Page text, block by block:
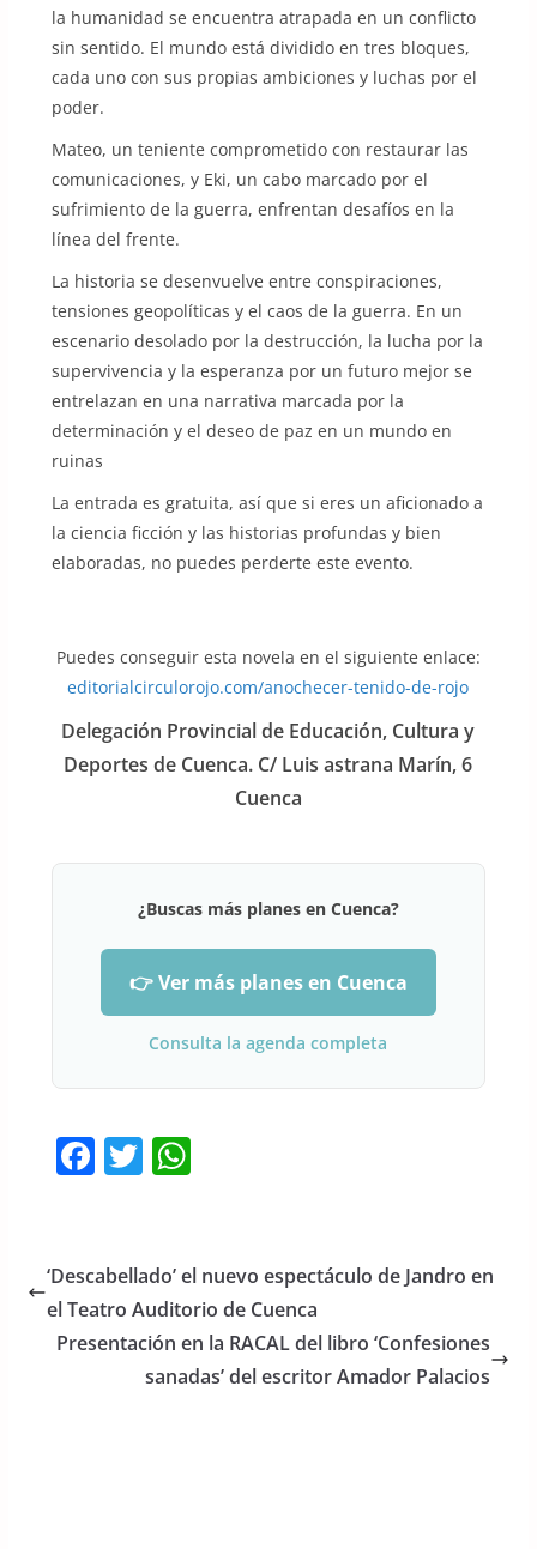
la humanidad se encuentra atrapada en un conflicto
sin sentido. El mundo está dividido en tres bloques,
cada uno con sus propias ambiciones y luchas por el
poder.
Mateo, un teniente comprometido con restaurar las
comunicaciones, y Eki, un cabo marcado por el
sufrimiento de la guerra, enfrentan desafíos en la
línea del frente.
La historia se desenvuelve entre conspiraciones,
tensiones geopolíticas y el caos de la guerra. En un
escenario desolado por la destrucción, la lucha por la
supervivencia y la esperanza por un futuro mejor se
entrelazan en una narrativa marcada por la
determinación y el deseo de paz en un mundo en
ruinas
La entrada es gratuita, así que si eres un aficionado a
la ciencia ficción y las historias profundas y bien
elaboradas, no puedes perderte este evento.
Puedes conseguir esta novela en el siguiente enlace:
editorialcirculorojo.com/anochecer-tenido-de-rojo
Delegación Provincial de Educación, Cultura y
Deportes de Cuenca. C/ Luis astrana Marín, 6
Cuenca
¿Buscas más planes en Cuenca?
👉 Ver más planes en Cuenca
Consulta la agenda completa
F
e
b
o
T
er
W
s
A
p
p
‘Descabellado’ el nuevo espectáculo de Jandro en
el Teatro Auditorio de Cuenca
Presentación en la RACAL del libro ‘Confesiones
sanadas’ del escritor Amador Palacios